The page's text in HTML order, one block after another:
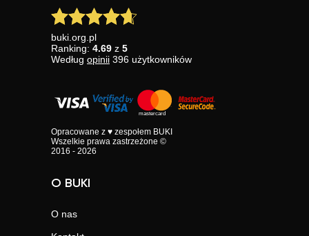
buki.org.pl
Ranking: 4.69 z 5
Według opinii 396 użytkowników
Opracowane z ♥ zespołem BUKI
Wszelkie prawa zastrzeżone ©
2016 - 2026
O BUKI
O nas